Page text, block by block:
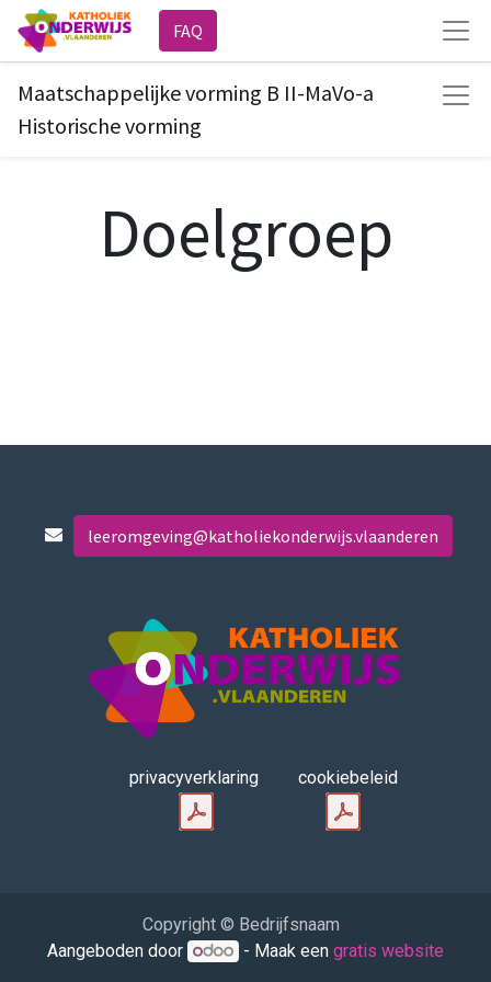
FAQ
Maatschappelijke vorming B II-MaVo-a
Historische vorming
Doelgroep
leeromgeving@katholiekonderwijs.vlaanderen
privacyverklaring cookiebeleid
Copyright © Bedrijfsnaam
Aangeboden door
- Maak een gratis website